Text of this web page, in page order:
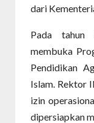
dari
Pada tahun
membuka
Pendidikan
Islam. Rektor
izin
dipersiapkan